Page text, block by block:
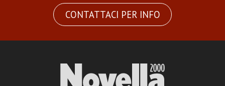
CONTATTACI PER INFO